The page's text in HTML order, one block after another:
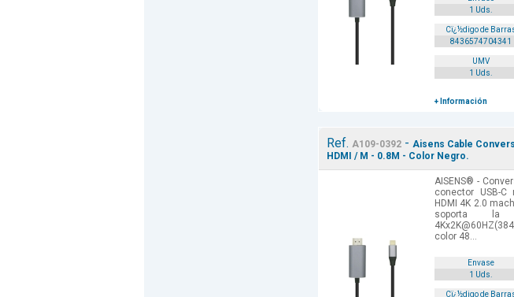
1 Uds.
Cï¿½digo de
8436574704341
UMV
1 Uds.
+ Información
Ref. A109-0392 - Aisens Cable
HDMI / M - 0.8M - Color Negro.
AISENS® -
conector USB-
HDMI 4K 2.0
soporta la
color 48...
Envase
1 Uds.
Cï¿½digo de